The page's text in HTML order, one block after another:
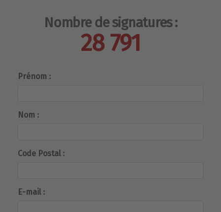
Nombre de signatures :
28 791
Prénom :
Nom :
Code Postal :
E-mail :